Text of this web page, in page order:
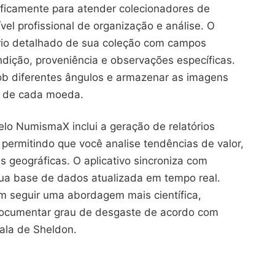
para atender colecionadores de
profissional de organização e análise. O
detalhado de sua coleção com campos
proveniência e observações específicas.
diferentes ângulos e armazenar as imagens
cada moeda.
NumismaX inclui a geração de relatórios
que você analise tendências de valor,
geográficas. O aplicativo sincroniza com
base de dados atualizada em tempo real.
seguir uma abordagem mais científica,
grau de desgaste de acordo com
de Sheldon.